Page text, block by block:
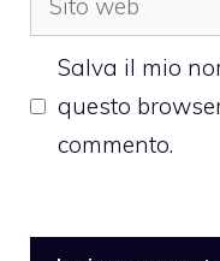
web
Salva il mio
questo
commento.